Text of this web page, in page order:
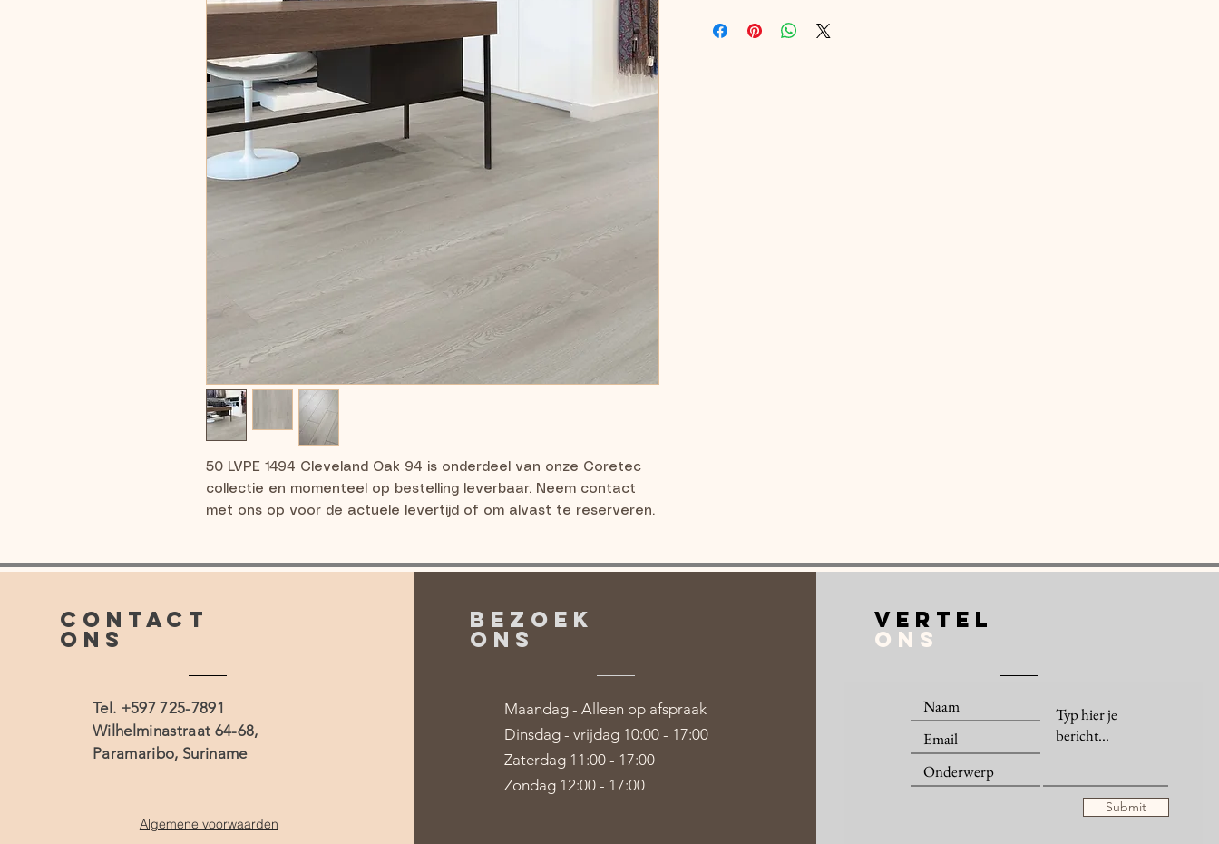
50 LVPE 1494 Cleveland Oak 94 is onderdeel van onze Coretec
collectie en momenteel op bestelling leverbaar. Neem contact
met ons op voor de actuele levertijd of om alvast te reserveren.
CONTACT
ONS
Tel. +597 725-7891
Wilhelminastraat 64-68,
Paramaribo, Suriname
Algemene voorwaarden
BEZOEK
ONS
Maandag - Alleen op afspraak
Dinsdag - vrijdag 10:00 - 17:00
Zaterdag 11:00 - 17:00
Zondag 12:00 - 17:00
VERTEL
ONS
Submit